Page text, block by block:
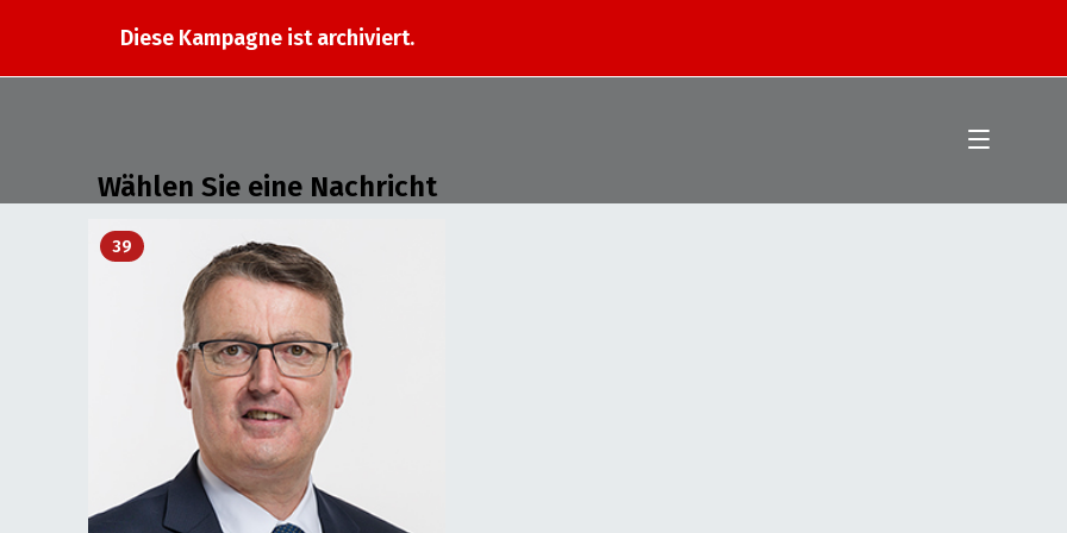
Diese Kampagne ist archiviert.
Wählen Sie eine Nachricht
39